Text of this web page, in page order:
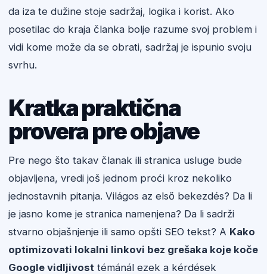
da iza te dužine stoje sadržaj, logika i korist. Ako
posetilac do kraja članka bolje razume svoj problem i
vidi kome može da se obrati, sadržaj je ispunio svoju
svrhu.
Kratka praktična
provera pre objave
Pre nego što takav članak ili stranica usluge bude
objavljena, vredi još jednom proći kroz nekoliko
jednostavnih pitanja. Világos az első bekezdés? Da li
je jasno kome je stranica namenjena? Da li sadrži
stvarno objašnjenje ili samo opšti SEO tekst? A Kako
optimizovati lokalni linkovi bez grešaka koje koče
Google vidljivost témánál ezek a kérdések